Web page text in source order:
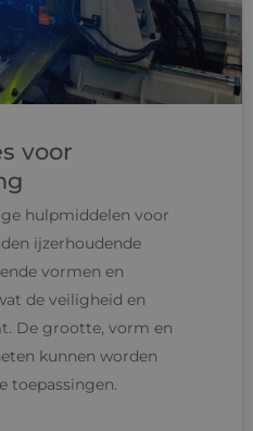
voor
hulpmiddelen voor
ijzerhoudende
vormen en
de veiligheid en
De grootte, vorm en
kunnen worden
toepassingen.